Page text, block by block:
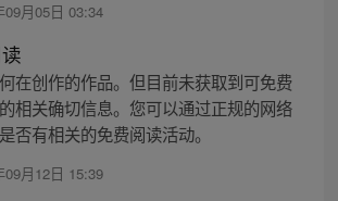
09月05日 03:34
在创作的作品。但目前未获取到可免费
相关确切信息。您可以通过正规的网络
否有相关的免费阅读活动。
09月12日 15:39